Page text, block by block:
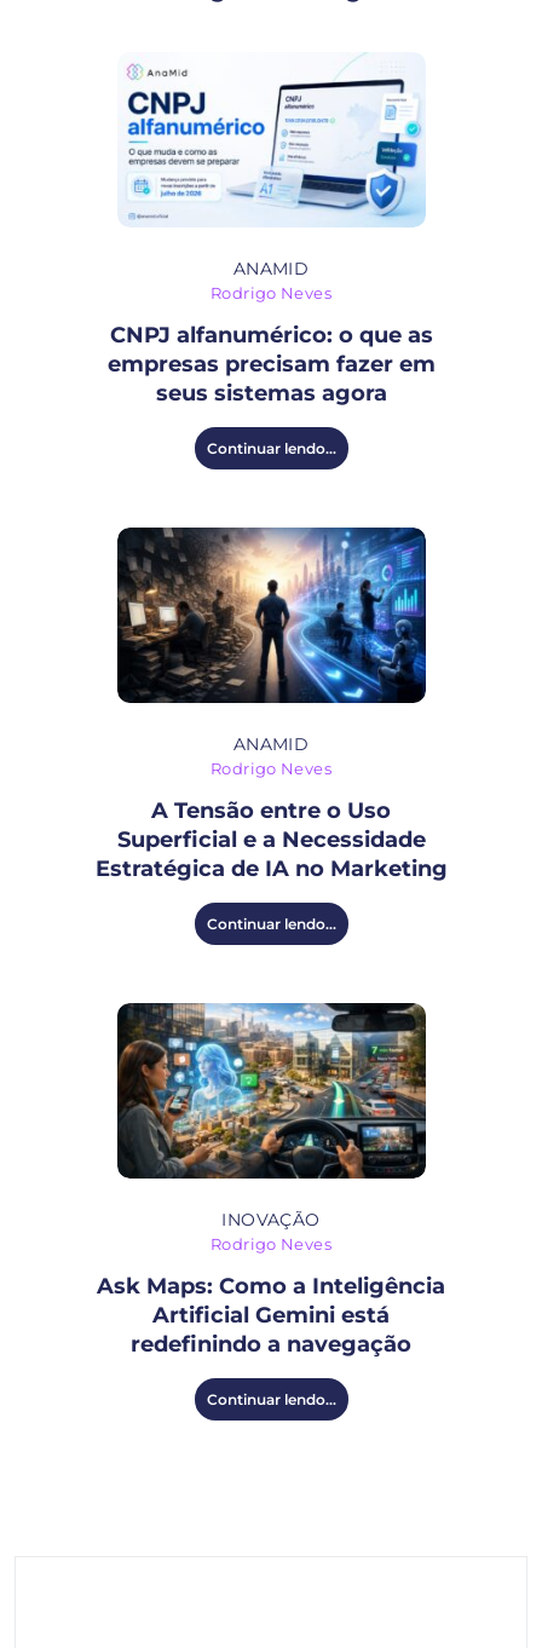
ANAMID
Rodrigo Neves
CNPJ alfanumérico: o que as
empresas precisam fazer em
seus sistemas agora
Continuar lendo...
ANAMID
Rodrigo Neves
A Tensão entre o Uso
Superficial e a Necessidade
Estratégica de IA no Marketing
Continuar lendo...
INOVAÇÃO
Rodrigo Neves
Ask Maps: Como a Inteligência
Artificial Gemini está
redefinindo a navegação
Continuar lendo...